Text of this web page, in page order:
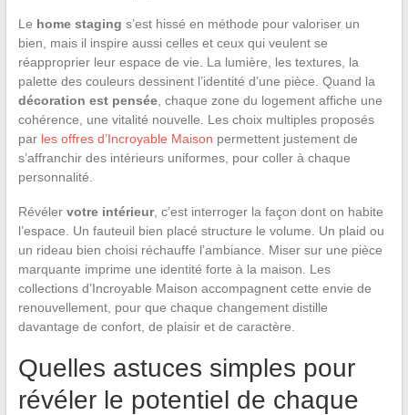
Le home staging s’est hissé en méthode pour valoriser un
bien, mais il inspire aussi celles et ceux qui veulent se
réapproprier leur espace de vie. La lumière, les textures, la
palette des couleurs dessinent l’identité d’une pièce. Quand la
décoration est pensée, chaque zone du logement affiche une
cohérence, une vitalité nouvelle. Les choix multiples proposés
par les offres d’Incroyable Maison permettent justement de
s’affranchir des intérieurs uniformes, pour coller à chaque
personnalité.
Révéler votre intérieur, c’est interroger la façon dont on habite
l’espace. Un fauteuil bien placé structure le volume. Un plaid ou
un rideau bien choisi réchauffe l’ambiance. Miser sur une pièce
marquante imprime une identité forte à la maison. Les
collections d’Incroyable Maison accompagnent cette envie de
renouvellement, pour que chaque changement distille
davantage de confort, de plaisir et de caractère.
Quelles astuces simples pour
révéler le potentiel de chaque